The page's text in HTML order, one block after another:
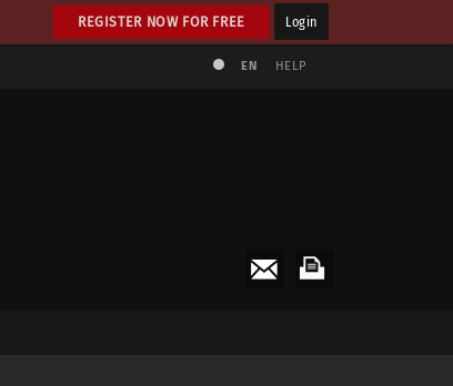
REGISTER NOW FOR FREE Login
EN HELP